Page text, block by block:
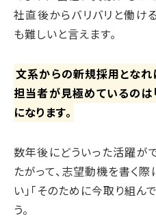
社直後からバリバリと働け
も難しいと言えます。
文系からの新規採用となれ
担当者が見極めているのは
になります。
数年後にどういった活躍が
たがって、志望動機を書く
い」「そのために今取り組ん
う。